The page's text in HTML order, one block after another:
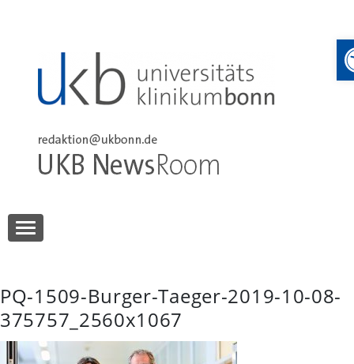
UKB NewsRoom
PQ-1509-Burger-Taeger-2019-10-08-
375757_2560x1067